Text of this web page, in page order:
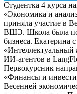
Студентка 4 курса
«Экономика и
приняла участие в
ВШЭ. Школа была
бизнеса. Екатерина
«Интеллектуальный
ИИ-агентов в
Первокурсник
«Финансы и
Весенней